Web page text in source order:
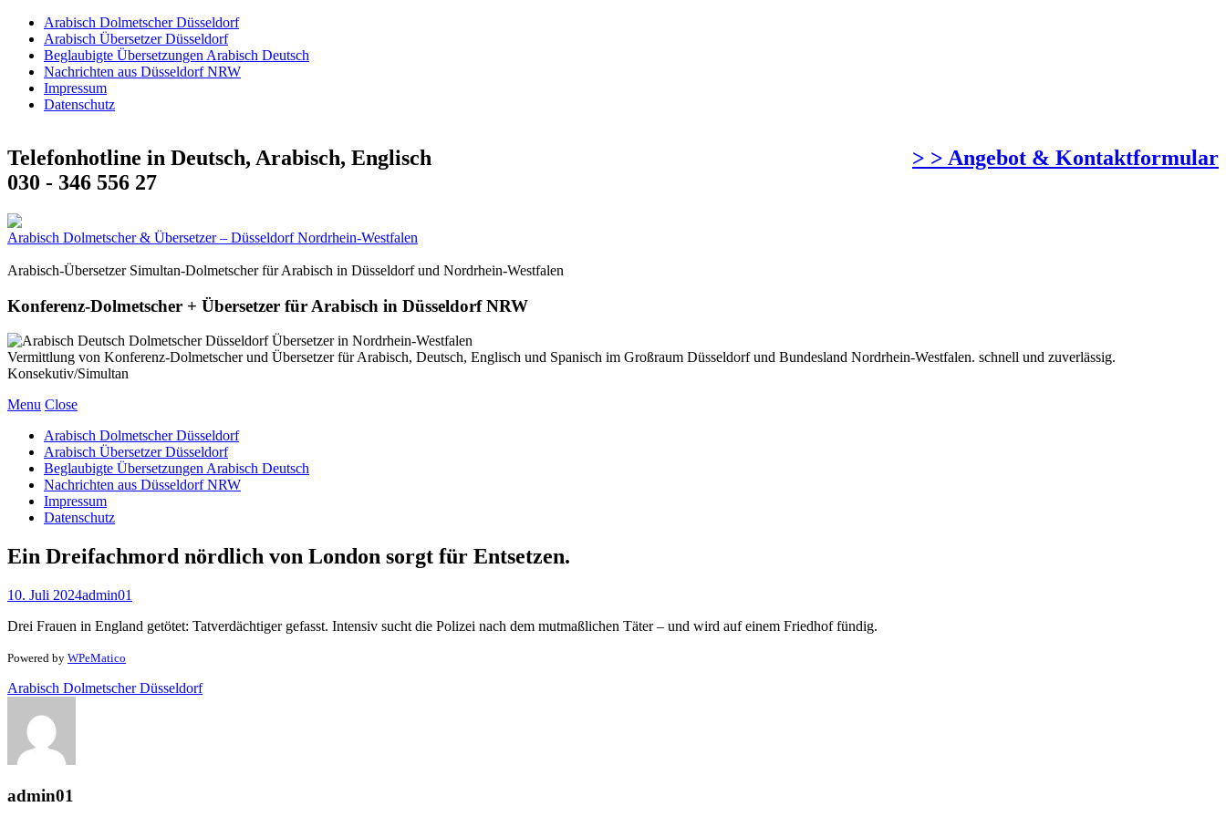
Arabisch Dolmetscher Düsseldorf
Arabisch Übersetzer Düsseldorf
Beglaubigte Übersetzungen Arabisch Deutsch
Nachrichten aus Düsseldorf NRW
Impressum
Datenschutz
Telefonhotline in Deutsch, Arabisch, Englisch
030 - 346 556 27
> > Angebot & Kontaktformular
Arabisch Dolmetscher & Übersetzer – Düsseldorf Nordrhein-Westfalen
Arabisch-Übersetzer Simultan-Dolmetscher für Arabisch in Düsseldorf und Nordrhein-Westfalen
Konferenz-Dolmetscher + Übersetzer für Arabisch in Düsseldorf NRW
Vermittlung von Konferenz-Dolmetscher und Übersetzer für Arabisch, Deutsch, Englisch und Spanisch im Großraum Düsseldorf und Bundesland Nordrhein-Westfalen. schnell und zuverlässig.
Konsekutiv/Simultan
Menu Close
Arabisch Dolmetscher Düsseldorf
Arabisch Übersetzer Düsseldorf
Beglaubigte Übersetzungen Arabisch Deutsch
Nachrichten aus Düsseldorf NRW
Impressum
Datenschutz
Ein Dreifachmord nördlich von London sorgt für Entsetzen.
10. Juli 2024admin01
Drei Frauen in England getötet: Tatverdächtiger gefasst. Intensiv sucht die Polizei nach dem mutmaßlichen Täter – und wird auf einem Friedhof fündig.
Powered by WPeMatico
Arabisch Dolmetscher Düsseldorf
admin01